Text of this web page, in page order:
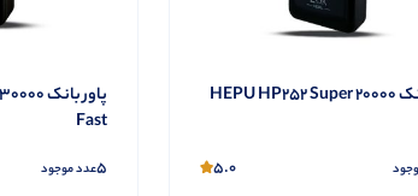
پاور بانک 20000 HEPU HP252 Super
5.0
Fast
5عدد موجود